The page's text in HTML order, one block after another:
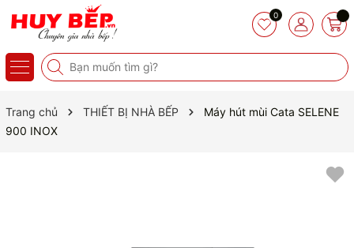
0
Trang chủ THIẾT BỊ NHÀ BẾP
Máy hút mùi Cata SELENE
900 INOX